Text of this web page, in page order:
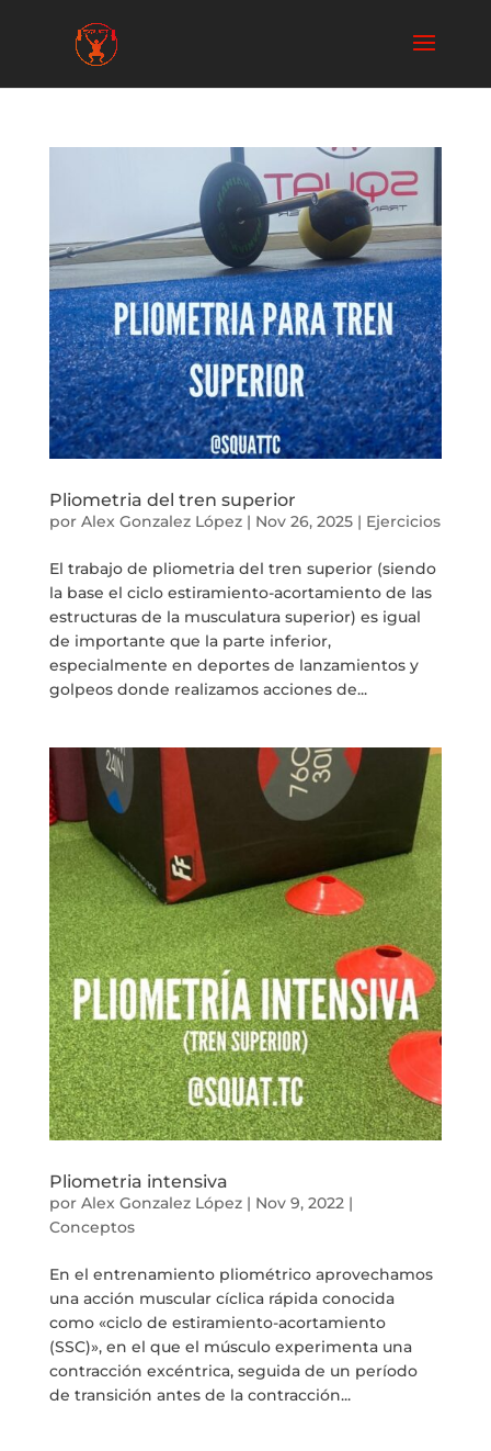
Pliometria del tren superior
por Alex Gonzalez López| Nov 26, 2025| Ejercicios
El trabajo de pliometria del tren superior (siendo
la base el ciclo estiramiento-acortamiento de las
estructuras de la musculatura superior) es igual
de importante que la parte inferior,
especialmente en deportes de lanzamientos y
golpeos donde realizamos acciones de...
Pliometria intensiva
por Alex Gonzalez López| Nov 9, 2022|
Conceptos
En el entrenamiento pliométrico aprovechamos
una acción muscular cíclica rápida conocida
como «ciclo de estiramiento-acortamiento
(SSC)», en el que el músculo experimenta una
contracción excéntrica, seguida de un período
de transición antes de la contracción...